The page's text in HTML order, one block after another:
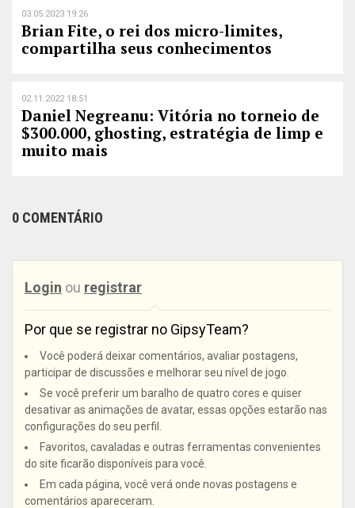
03.05.2023 19:26
Brian Fite, o rei dos micro-limites,
compartilha seus conhecimentos
02.11.2022 18:51
Daniel Negreanu: Vitória no torneio de
$300.000, ghosting, estratégia de limp e
muito mais
0 COMENTÁRIO
Login ou registrar
Por que se registrar no GipsyTeam?
Você poderá deixar comentários, avaliar postagens,
participar de discussões e melhorar seu nível de jogo.
Se você preferir um baralho de quatro cores e quiser
desativar as animações de avatar, essas opções estarão nas
configurações do seu perfil.
Favoritos, cavaladas e outras ferramentas convenientes
do site ficarão disponíveis para você.
Em cada página, você verá onde novas postagens e
comentários apareceram.